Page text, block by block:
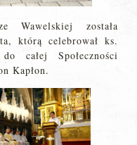
została
którą celebrował ks.
całej Społeczności
Kapłon.